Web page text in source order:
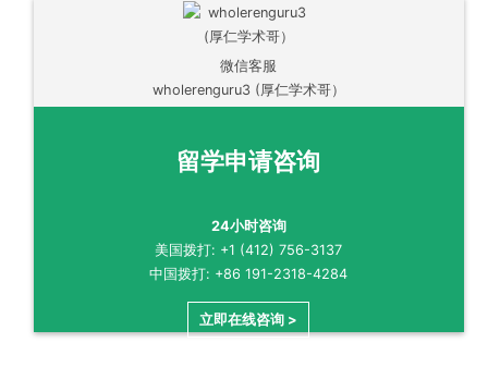
微信客服
wholerenguru3 (厚仁学术哥）
留学申请咨询
24小时咨询
美国拨打: +1 (412) 756-3137
中国拨打: +86 191-2318-4284
立即在线咨询 >